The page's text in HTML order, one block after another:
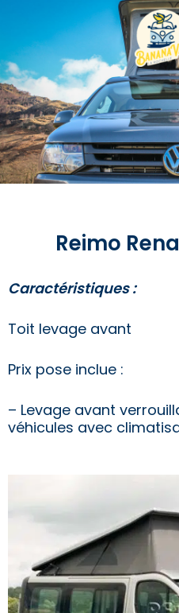
Reimo /
Reimo
Caractéristiques :
Toit levage avant
Prix pose inclue :
– Levage avant
véhicules avec